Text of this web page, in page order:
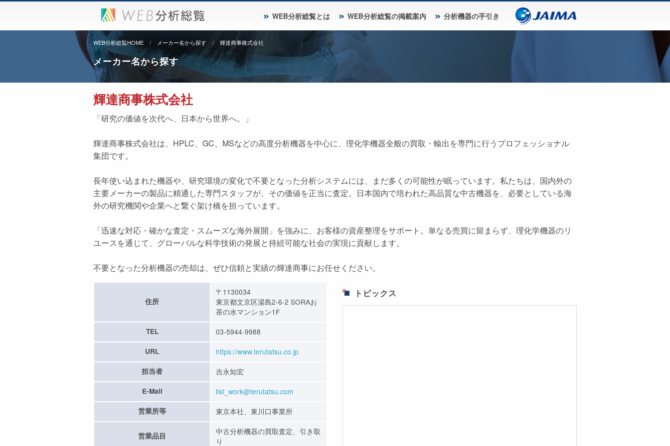
WEB分析総覧とは WEB分析総覧の掲載案内 分析機器の手引き
WEB分析総覧HOME メーカー名から探す 輝達商事株式会社
メーカー名から探す
輝達商事株式会社
「研究の価値を次代へ、日本から世界へ。」
輝達商事株式会社は、HPLC、GC、MSなどの高度分析機器を中心に、理化学機器全般の買取・輸出を専門に行うプロフェッショナル
集団です。
長年使い込まれた機器や、研究環境の変化で不要となった分析システムには、まだ多くの可能性が眠っています。私たちは、国内外の
主要メーカーの製品に精通した専門スタッフが、その価値を正当に査定。日本国内で培われた高品質な中古機器を、必要としている海
外の研究機関や企業へと繋ぐ架け橋を担っています。
「迅速な対応・確かな査定・スムーズな海外展開」を強みに、お客様の資産整理をサポート。単なる売買に留まらず、理化学機器のリ
ユースを通じて、グローバルな科学技術の発展と持続可能な社会の実現に貢献します。
不要となった分析機器の売却は、ぜひ信頼と実績の輝達商事にお任せください。
住所
〒1130034
東京都文京区湯島2-6-2 SORAお
茶の水マンション1F
TEL 03-5944-9988
URL https://www.terutatsu.co.jp
担当者 吉永知宏
E-Mail list_work@terutatsu.com
営業所等 東京本社、東川口事業所
営業品目
中古分析機器の買取査定、引き取
り
トピックス